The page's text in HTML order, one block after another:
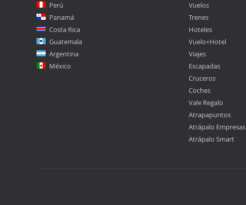
Perú
Panamá
Costa Rica
Guatemala
Argentina
México
Vuelos
Trenes
Hoteles
Vuelo+Hotel
Viajes
Escapadas
Cruceros
Coches
Vale Regalo
Atrapapuntos
Atrápalo Empresas
Atrápalo Smart